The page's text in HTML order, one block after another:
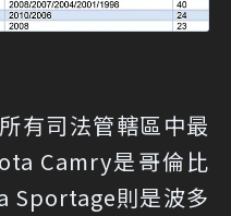
有司法管轄區中最
Camry是哥倫比
Sportage則是波多